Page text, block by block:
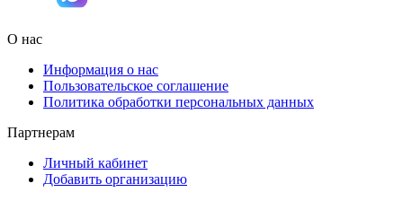
О нас
Информация о нас
Пользовательское соглашение
Политика обработки персональных данных
Партнерам
Личный кабинет
Добавить организацию